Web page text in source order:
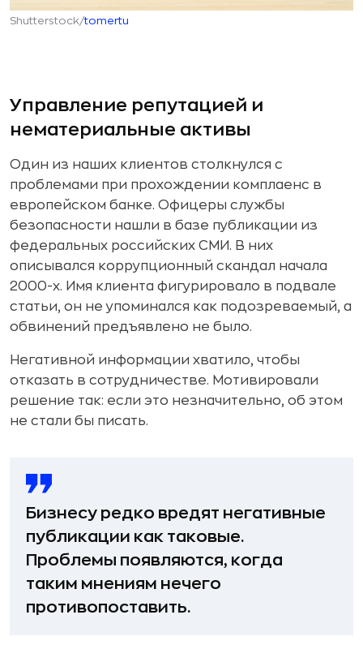
Shutterstock/tomertu
Управление репутацией и
нематериальные активы
Один из наших клиентов столкнулся с
проблемами при прохождении комплаенс в
европейском банке. Офицеры службы
безопасности нашли в базе публикации из
федеральных российских СМИ. В них
описывался коррупционный скандал начала
2000-х. Имя клиента фигурировало в подвале
статьи, он не упоминался как подозреваемый, а
обвинений предъявлено не было.
Негативной информации хватило, чтобы
отказать в сотрудничестве. Мотивировали
решение так: если это незначительно, об этом
не стали бы писать.
Бизнесу редко вредят негативные
публикации как таковые.
Проблемы появляются, когда
таким мнениям нечего
противопоставить.